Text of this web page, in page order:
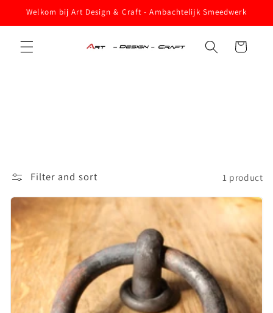
Skip to
Welkom bij Art Design & Craft - Ambachtelijk Smeedwerk
Cart
Filter and sort 1 product